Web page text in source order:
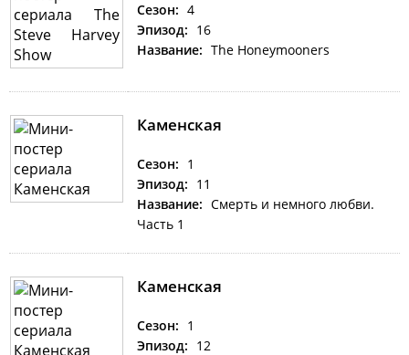
Сезон: 4
Эпизод: 16
Название: The Honeymooners
Каменская
Сезон: 1
Эпизод: 11
Название: Смерть и немного любви.
Часть 1
Каменская
Сезон: 1
Эпизод: 12